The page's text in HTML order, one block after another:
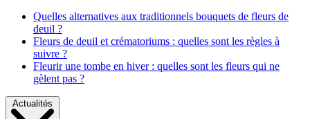
Quelles alternatives aux traditionnels bouquets de fleurs de
deuil ?
Fleurs de deuil et crématoriums : quelles sont les règles à
suivre ?
Fleurir une tombe en hiver : quelles sont les fleurs qui ne
gèlent pas ?
Actualités